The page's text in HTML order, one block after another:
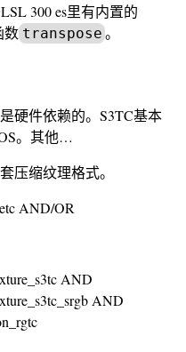
300 es里有内置的
数 transpose。
硬件依赖的。S3TC基本
。其他…
压缩纹理格式。
AND/OR
AND
AND